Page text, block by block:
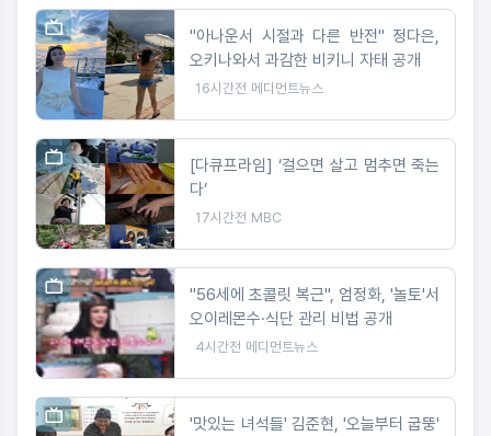
"아나운서 시절과 다른 반전" 정다은,
오키나와서 과감한 비키니 자태 공개
16시간전 메디먼트뉴스
[다큐프라임] ‘걸으면 살고 멈추면 죽는
다’
17시간전 MBC
"56세에 초콜릿 복근", 엄정화, '놀토'서
오이레몬수·식단 관리 비법 공개
4시간전 메디먼트뉴스
'맛있는 녀석들' 김준현, '오늘부터 굽뚱'